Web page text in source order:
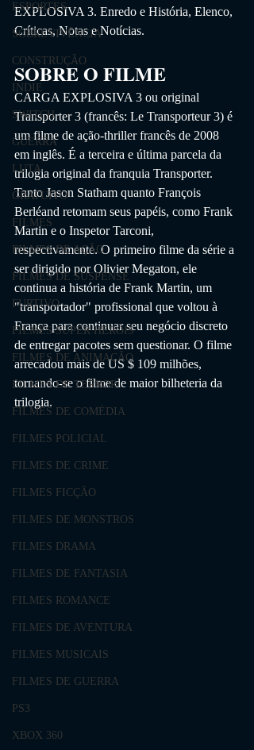
ESPORTES
SOBREVIVÊNCIA
CONSTRUÇÃO
INDIE
SWITCH
GUERRA
LUTA
GRATUITO
FILMES
FILMES DE AÇÃO
FILMES DE SUSPENSE
FURTIVO
FILMES SUPER HERÓIS
FILMES DE ANIMAÇÃO
FILMES DE TERROR
FILMES DE COMÉDIA
FILMES POLICIAL
FILMES DE CRIME
FILMES FICÇÃO
FILMES DE MONSTROS
FILMES DRAMA
FILMES DE FANTASIA
FILMES ROMANCE
FILMES DE AVENTURA
FILMES MUSICAIS
FILMES DE GUERRA
PS3
XBOX 360
EXPLOSIVA 3. Enredo e História, Elenco,
Críticas, Notas e Notícias.
SOBRE O FILME
CARGA EXPLOSIVA 3 ou original
Transporter 3 (francês: Le Transporteur 3) é
um filme de ação-thriller francês de 2008
em inglês. É a terceira e última parcela da
trilogia original da franquia Transporter.
Tanto Jason Statham quanto François
Berléand retomam seus papéis, como Frank
Martin e o Inspetor Tarconi,
respectivamente. O primeiro filme da série a
ser dirigido por Olivier Megaton, ele
continua a história de Frank Martin, um
"transportador" profissional que voltou à
França para continuar seu negócio discreto
de entregar pacotes sem questionar. O filme
arrecadou mais de US $ 109 milhões,
tornando-se o filme de maior bilheteria da
trilogia.